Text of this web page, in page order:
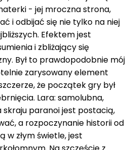
- jej mroczna strona,
i odbijać się nie tylko na niej
Efektem jest
i zbliżający się
Był to prawdopodobnie mój
zarysowany element
że początek gry był
Lara: samolubna,
skraju paranoi jest postacią,
a rozpoczynanie historii od
w złym świetle, jest